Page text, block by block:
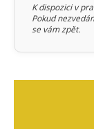
K dispozici v
Pokud
se vám zpět.